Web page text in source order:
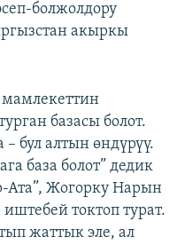
болжолдору
акыркы
базасы болот.
– бул алтын өндүрүү.
база болот” дедик
Ата”, Жогорку Нарын
токтоп турат.
жаттык эле, ал